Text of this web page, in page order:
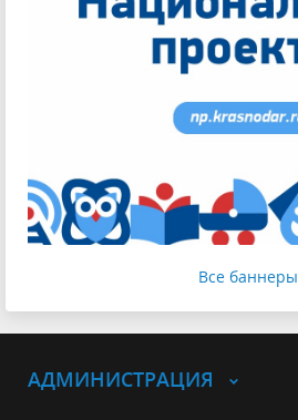
Все баннеры
АДМИНИСТРАЦИЯ